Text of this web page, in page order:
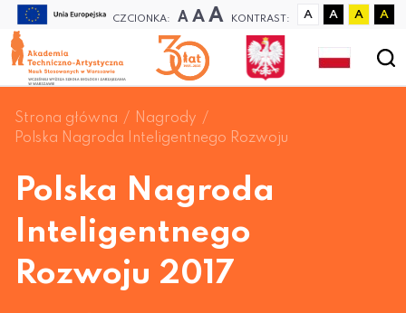
CZCIONKA: A A A KONTRAST: A A A A
Strona główna
Nagrody
Polska Nagroda Inteligentnego Rozwoju
Polska Nagroda
Inteligentnego
Rozwoju 2017